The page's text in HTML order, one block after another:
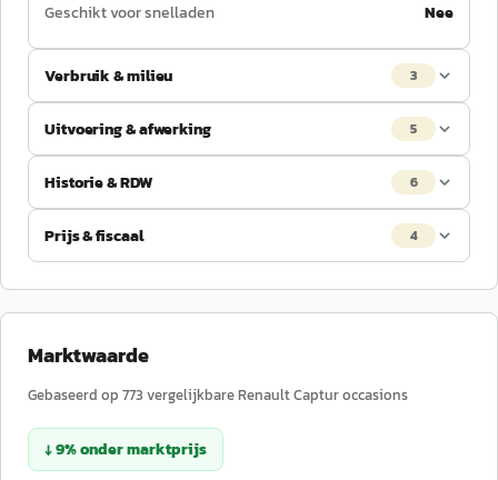
Geschikt voor snelladen Nee
Verbruik & milieu 3
Uitvoering & afwerking 5
Historie & RDW 6
Prijs & fiscaal 4
Marktwaarde
Gebaseerd op 773 vergelijkbareRenaultCapturoccasions
↓9%ondermarktprijs